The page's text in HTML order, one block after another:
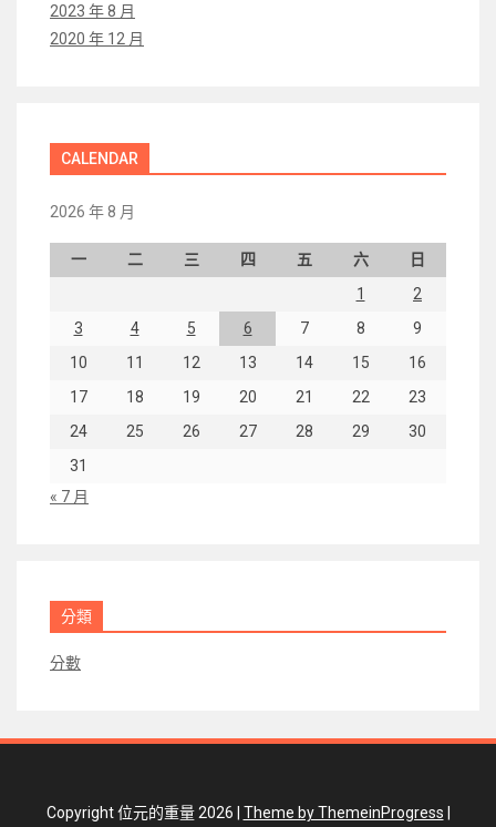
2023 年 8 月
2020 年 12 月
CALENDAR
2026 年 8 月
一 二 三 四 五 六
日
1
2
3
4 5 6 7 8
9
10
11 12 13 14 15
16
17
18 19 20 21 22
23
24
25 26 27 28 29
30
31
« 7 月
分類
分數
Copyright 位元的重量 2026 | Theme by ThemeinProgress